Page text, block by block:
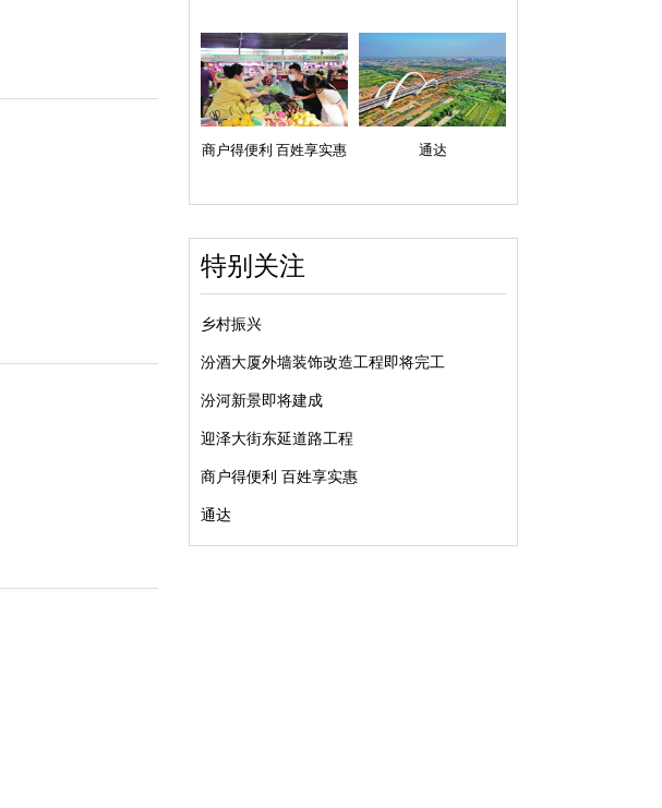
商户得便利 百姓享实惠 通达
特别关注
乡村振兴
汾酒大厦外墙装饰改造工程即将完工
汾河新景即将建成
迎泽大街东延道路工程
商户得便利 百姓享实惠
通达